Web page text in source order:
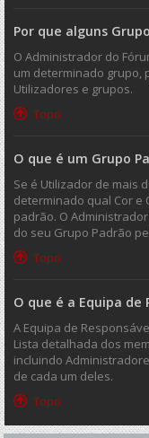
Por que alguns
O Administrador do
um determinado grupo,
Utilizadores e grupos.
Topo
O que é um Grupo
Se é Utilizador de mais
determinado qual Cor e
padrão. O
do seu Grupo Padrão
Topo
O que é a Equipa de
A Equipa de
Lista detalhada dos
incluindo
de cada um deles.
Topo